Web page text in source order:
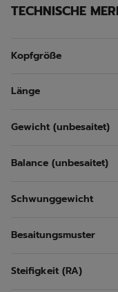
TECHNISCHE
Kopfgröße
Länge
Gewicht (unbesaitet)
Balance (unbesaitet)
Schwunggewicht
Besaitungsmuster
Steifigkeit (RA)